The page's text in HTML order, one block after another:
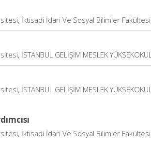
İktisadi İdari Ve Sosyal Bilimler Fakültesi,
İSTANBUL GELİŞİM MESLEK
İSTANBUL GELİŞİM MESLEK
İktisadi İdari Ve Sosyal Bilimler Fakültesi,